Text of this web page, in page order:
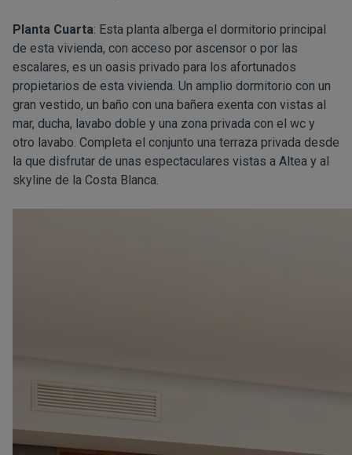
Planta Cuarta: Esta planta alberga el dormitorio principal
de esta vivienda, con acceso por ascensor o por las
escalares, es un oasis privado para los afortunados
propietarios de esta vivienda. Un amplio dormitorio con un
gran vestido, un baño con una bañera exenta con vistas al
mar, ducha, lavabo doble y una zona privada con el wc y
otro lavabo. Completa el conjunto una terraza privada desde
la que disfrutar de unas espectaculares vistas a Altea y al
skyline de la Costa Blanca.